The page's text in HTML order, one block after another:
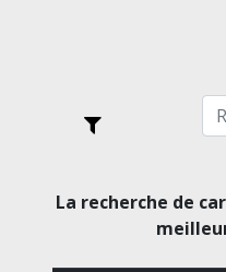
La recherche de